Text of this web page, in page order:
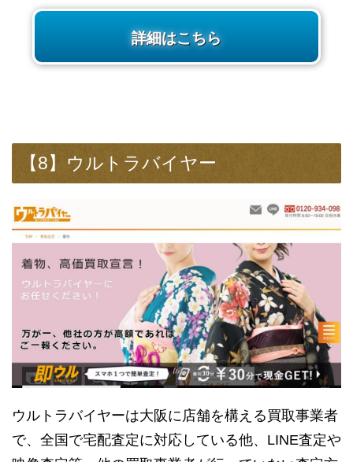
詳細はこちら
【8】ウルトラバイヤー
ウルトラバイヤーは大阪に店舗を構える買取事業者
で、全国で宅配査定に対応している他、LINE査定や